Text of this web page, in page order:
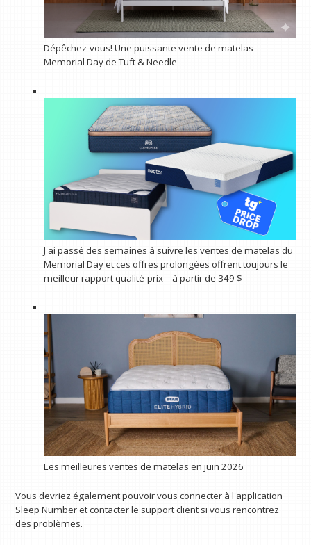
Dépêchez-vous! Une puissante vente de matelas
Memorial Day de Tuft & Needle
J'ai passé des semaines à suivre les ventes de matelas du
Memorial Day et ces offres prolongées offrent toujours le
meilleur rapport qualité-prix – à partir de 349 $
Les meilleures ventes de matelas en juin 2026
Vous devriez également pouvoir vous connecter à l'application
Sleep Number et contacter le support client si vous rencontrez
des problèmes.